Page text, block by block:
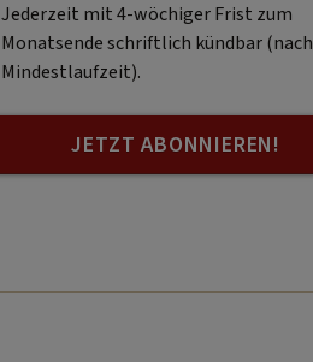
Jederzeit mit 4-wöchiger Frist zum
Monatsende schriftlich kündbar (nach
Mindestlaufzeit).
JETZT ABONNIEREN!